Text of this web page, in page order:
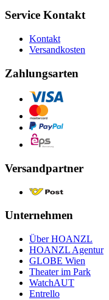
Service Kontakt
Kontakt
Versandkosten
Zahlungsarten
Versandpartner
Unternehmen
Über HOANZL
HOANZL Agentur
GLOBE Wien
Theater im Park
WatchAUT
Entrello